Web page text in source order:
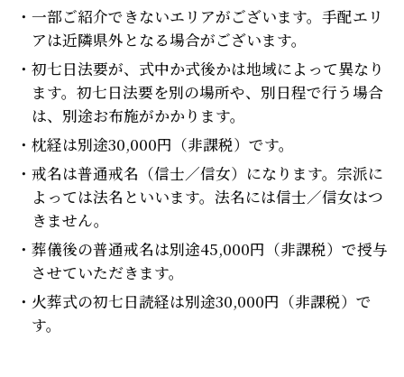
一部ご紹介できないエリアがございます。手配エリ
アは近隣県外となる場合がございます。
初七日法要が、式中か式後かは地域によって異なり
ます。初七日法要を別の場所や、別日程で行う場合
は、別途お布施がかかります。
枕経は別途30,000円（非課税）です。
戒名は普通戒名（信士／信女）になります。宗派に
よっては法名といいます。法名には信士／信女はつ
きません。
葬儀後の普通戒名は別途45,000円（非課税）で授与
させていただきます。
火葬式の初七日読経は別途30,000円（非課税）で
す。